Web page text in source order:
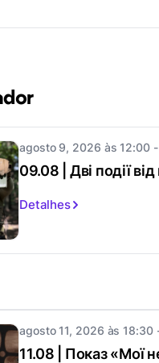
agosto 9, 2026 às 12:00
09.08 | Дві події
Detalhes
agosto 11, 2026 às 18:30
11.08 | Показ «Мої